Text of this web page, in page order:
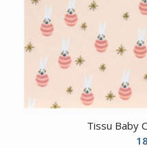
Tissu Baby